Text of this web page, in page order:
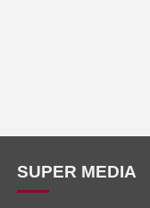
SUPER MEDIA